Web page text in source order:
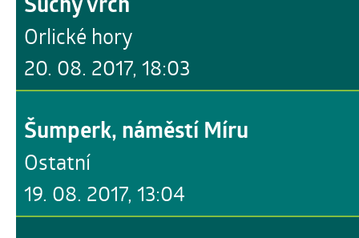
20. 08. 2017, 18:03
Orlické hory
19. 08. 2017, 13:04
Šumperk, náměstí Míru
Ostatní